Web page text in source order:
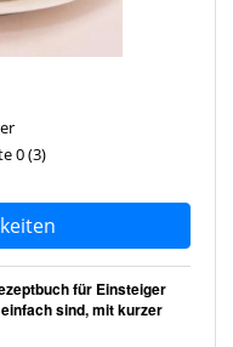
0(3)
für Einsteiger
sind, mit kurzer